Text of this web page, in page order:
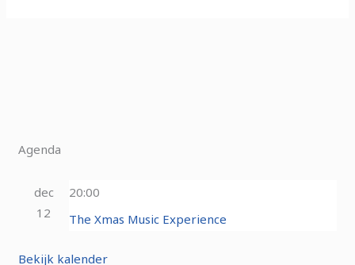
Agenda
dec
12
20:00
The Xmas Music Experience
Bekijk kalender